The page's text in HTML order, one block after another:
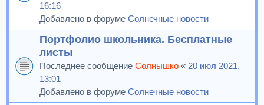
16:16
Добавлено в форуме Солнечные новости
Портфолио школьника. Бесплатные
листы
Последнее сообщение Солнышко « 20 июл 2021,
13:01
Добавлено в форуме Солнечные новости